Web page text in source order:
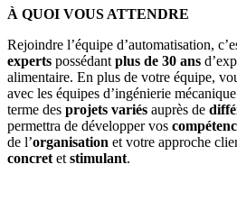
À QUOI VOUS ATTENDRE
Rejoindre l’équipe d’automatisation,
experts possédant plus de 30 ans
alimentaire. En plus de votre équipe,
avec les équipes d’ingénierie
terme des projets variés auprès de
permettra de développer vos
de l’organisation et votre approche
concret et stimulant.